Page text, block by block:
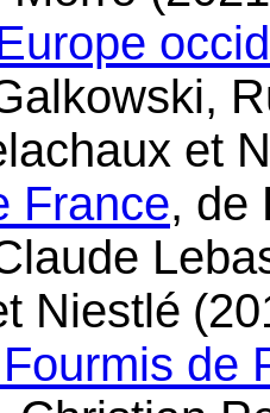
et
France, de
Niestlé
de